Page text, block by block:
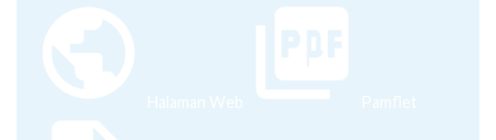
Halaman Web Pamflet